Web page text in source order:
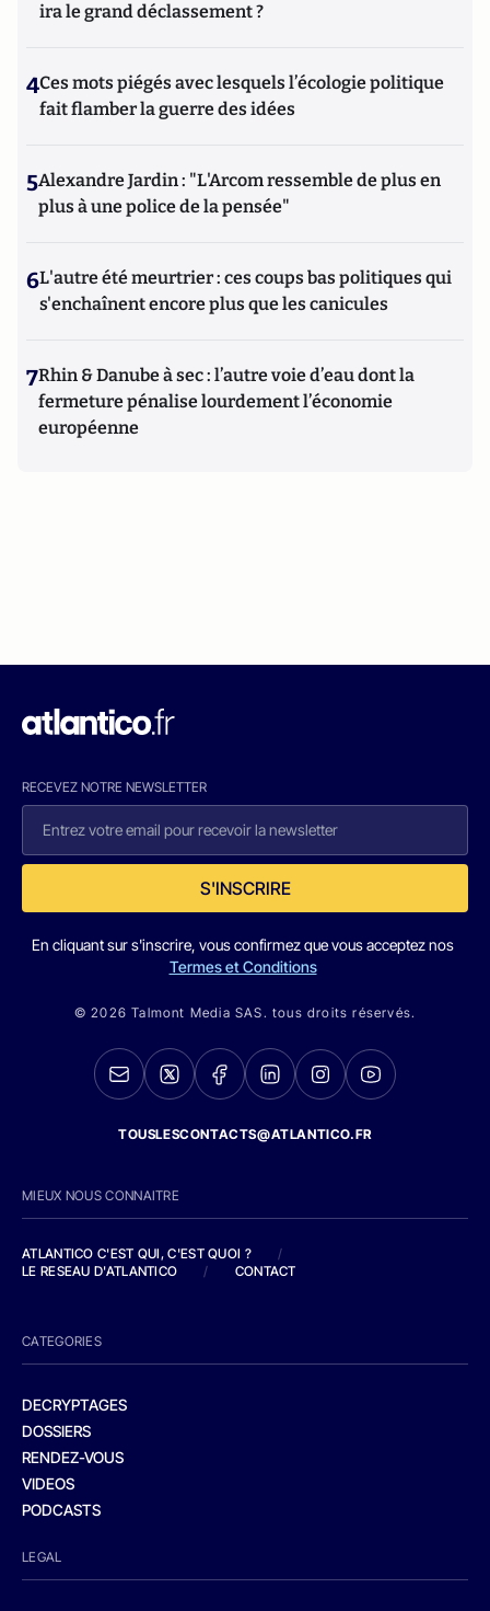
ira le grand déclassement ?
4Ces mots piégés avec lesquels l’écologie politique
fait flamber la guerre des idées
5Alexandre Jardin : "L'Arcom ressemble de plus en
plus à une police de la pensée"
6L'autre été meurtrier : ces coups bas politiques qui
s'enchaînent encore plus que les canicules
7Rhin & Danube à sec : l’autre voie d’eau dont la
fermeture pénalise lourdement l’économie
européenne
RECEVEZ NOTRE NEWSLETTER
S'INSCRIRE
En cliquant sur s'inscrire, vous confirmez que vous acceptez nos
Termes et Conditions
© 2026 Talmont Media SAS. tous droits réservés.
TOUSLESCONTACTS@ATLANTICO.FR
MIEUX NOUS CONNAITRE
ATLANTICO C'EST QUI, C'EST QUOI ?
/
LE RESEAU D'ATLANTICO
/ CONTACT
CATEGORIES
DECRYPTAGES
DOSSIERS
RENDEZ-VOUS
VIDEOS
PODCASTS
LEGAL